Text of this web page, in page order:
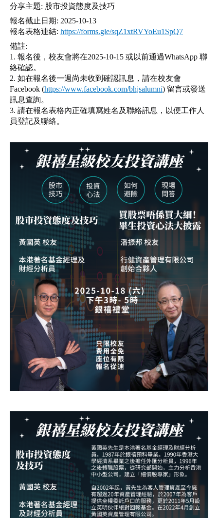
分享主題: 股市投資態度及技巧
報名截止日期: 2025-10-13
報名表格連結: https://forms.gle/sqZ1xtRVYoEu1SpQ7
備註:
1. 報名後，校友會將在2025-10-15 或以前通過WhatsApp 聯
絡確認。
2. 如在報名後一週尚未收到確認訊息，請在校友會
Facebook (https://www.facebook.com/bhjsalumni) 留言或發送
訊息查詢。
3. 請在報名表格內正確填寫姓名及聯絡訊息，以便工作人
員登記及聯絡。